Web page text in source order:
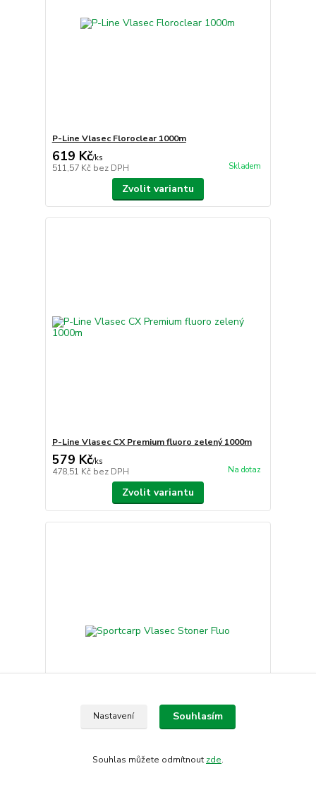
P-Line Vlasec Floroclear 1000m
619 Kč/ks
511,57 Kč bez DPH Skladem
Zvolit variantu
P-Line Vlasec CX Premium fluoro zelený 1000m
579 Kč/ks
478,51 Kč bez DPH Na dotaz
Zvolit variantu
/ks
Nastavení Souhlasím
Souhlas můžete odmítnout zde.